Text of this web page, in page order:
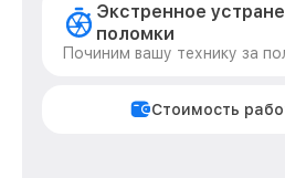
Экстренное
поломки
Починим вашу технику за
Стоимость